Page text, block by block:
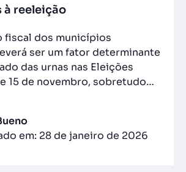
reeleição
fiscal dos municípios
ser um fator determinante
das urnas nas Eleições
15 de novembro, sobretudo…
em: 28 de janeiro de 2026